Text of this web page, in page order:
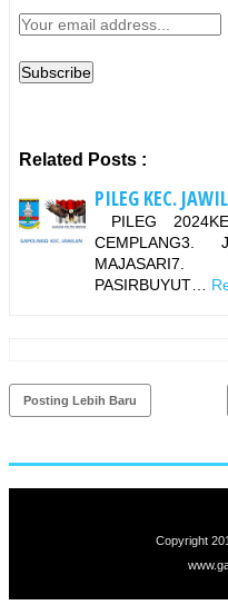
Related Posts :
PILEG KEC.
PILEG
CEMPLANG3.
MAJASARI7.
PASIRBUYUT…
Posting Lebih Baru
Copyright